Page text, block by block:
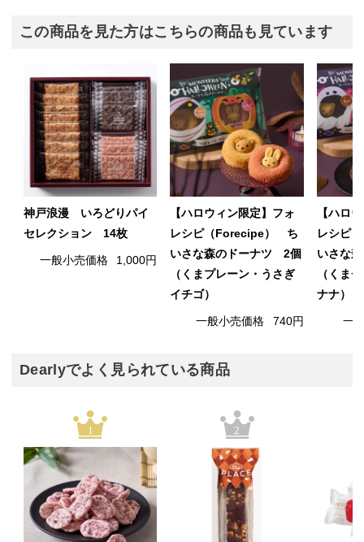
この商品を見た方はこちらの商品も見ています
神戸浪漫 いろどりパイ
セレクション 14枚
一般小売価格 1,000円
【ハロウィン限定】フォ
レシピ（Forecipe） ち
いさな森のドーナツ 2個
（くまプレーン・うさぎ
イチゴ）
一般小売価格 740円
【ハロ
レシピ
いさな
（くま
ナナ）
一
Dearlyでよく見られている商品
1 2